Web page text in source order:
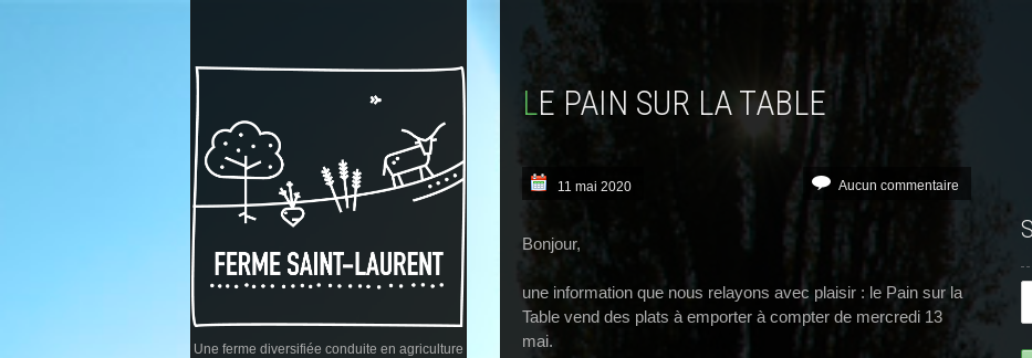
Une ferme diversifiée conduite en agriculture
LE PAIN SUR LA TABLE
11 mai 2020 Aucun commentaire
Bonjour,
une information que nous relayons avec plaisir : le Pain sur la
Table vend des plats à emporter à compter de mercredi 13
mai.